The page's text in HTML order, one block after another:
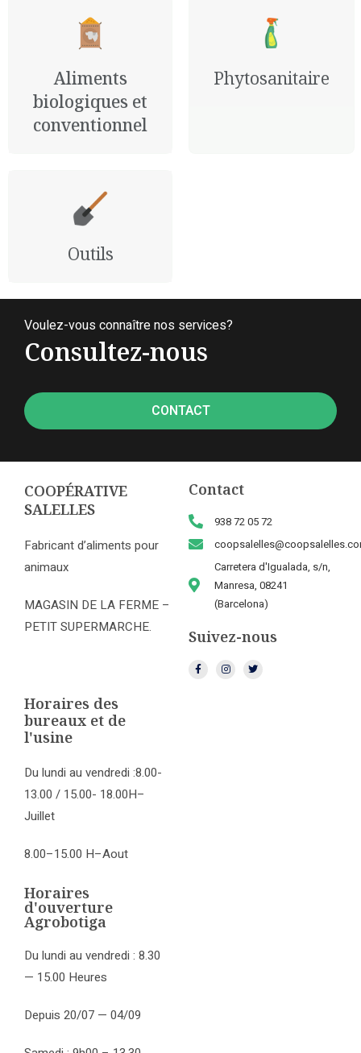
Aliments
biologiques et
conventionnel
Phytosanitaire
Outils
Voulez-vous connaître nos services?
Consultez-nous
CONTACT
COOPÉRATIVE
SALELLES
Fabricant d’aliments pour
animaux
MAGASIN DE LA FERME –
PETIT SUPERMARCHE.
Contact
938 72 05 72
Carretera d'Igualada, s/n,
Manresa, 08241
(Barcelona)
Suivez-nous
Horaires des
bureaux et de
l'usine
Du lundi au vendredi :8.00-
13.00 / 15.00- 18.00H–
Juillet
8.00–15.00 H–Aout
Horaires
d'ouverture
Agrobotiga
Du lundi au vendredi : 8.30
— 15.00 Heures
Depuis 20/07 — 04/09